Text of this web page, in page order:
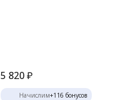
5 820 ₽
Начислим+116 бонусов